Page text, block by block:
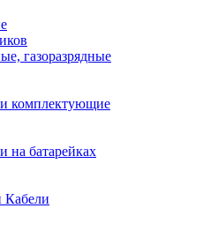
газоразрядные
комплектующие
на батарейках
Кабели